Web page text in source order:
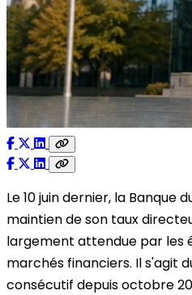
Le 10 juin dernier, la Banque
maintien de son taux
largement attendue par les
marchés financiers. Il s'agit
consécutif depuis octobre